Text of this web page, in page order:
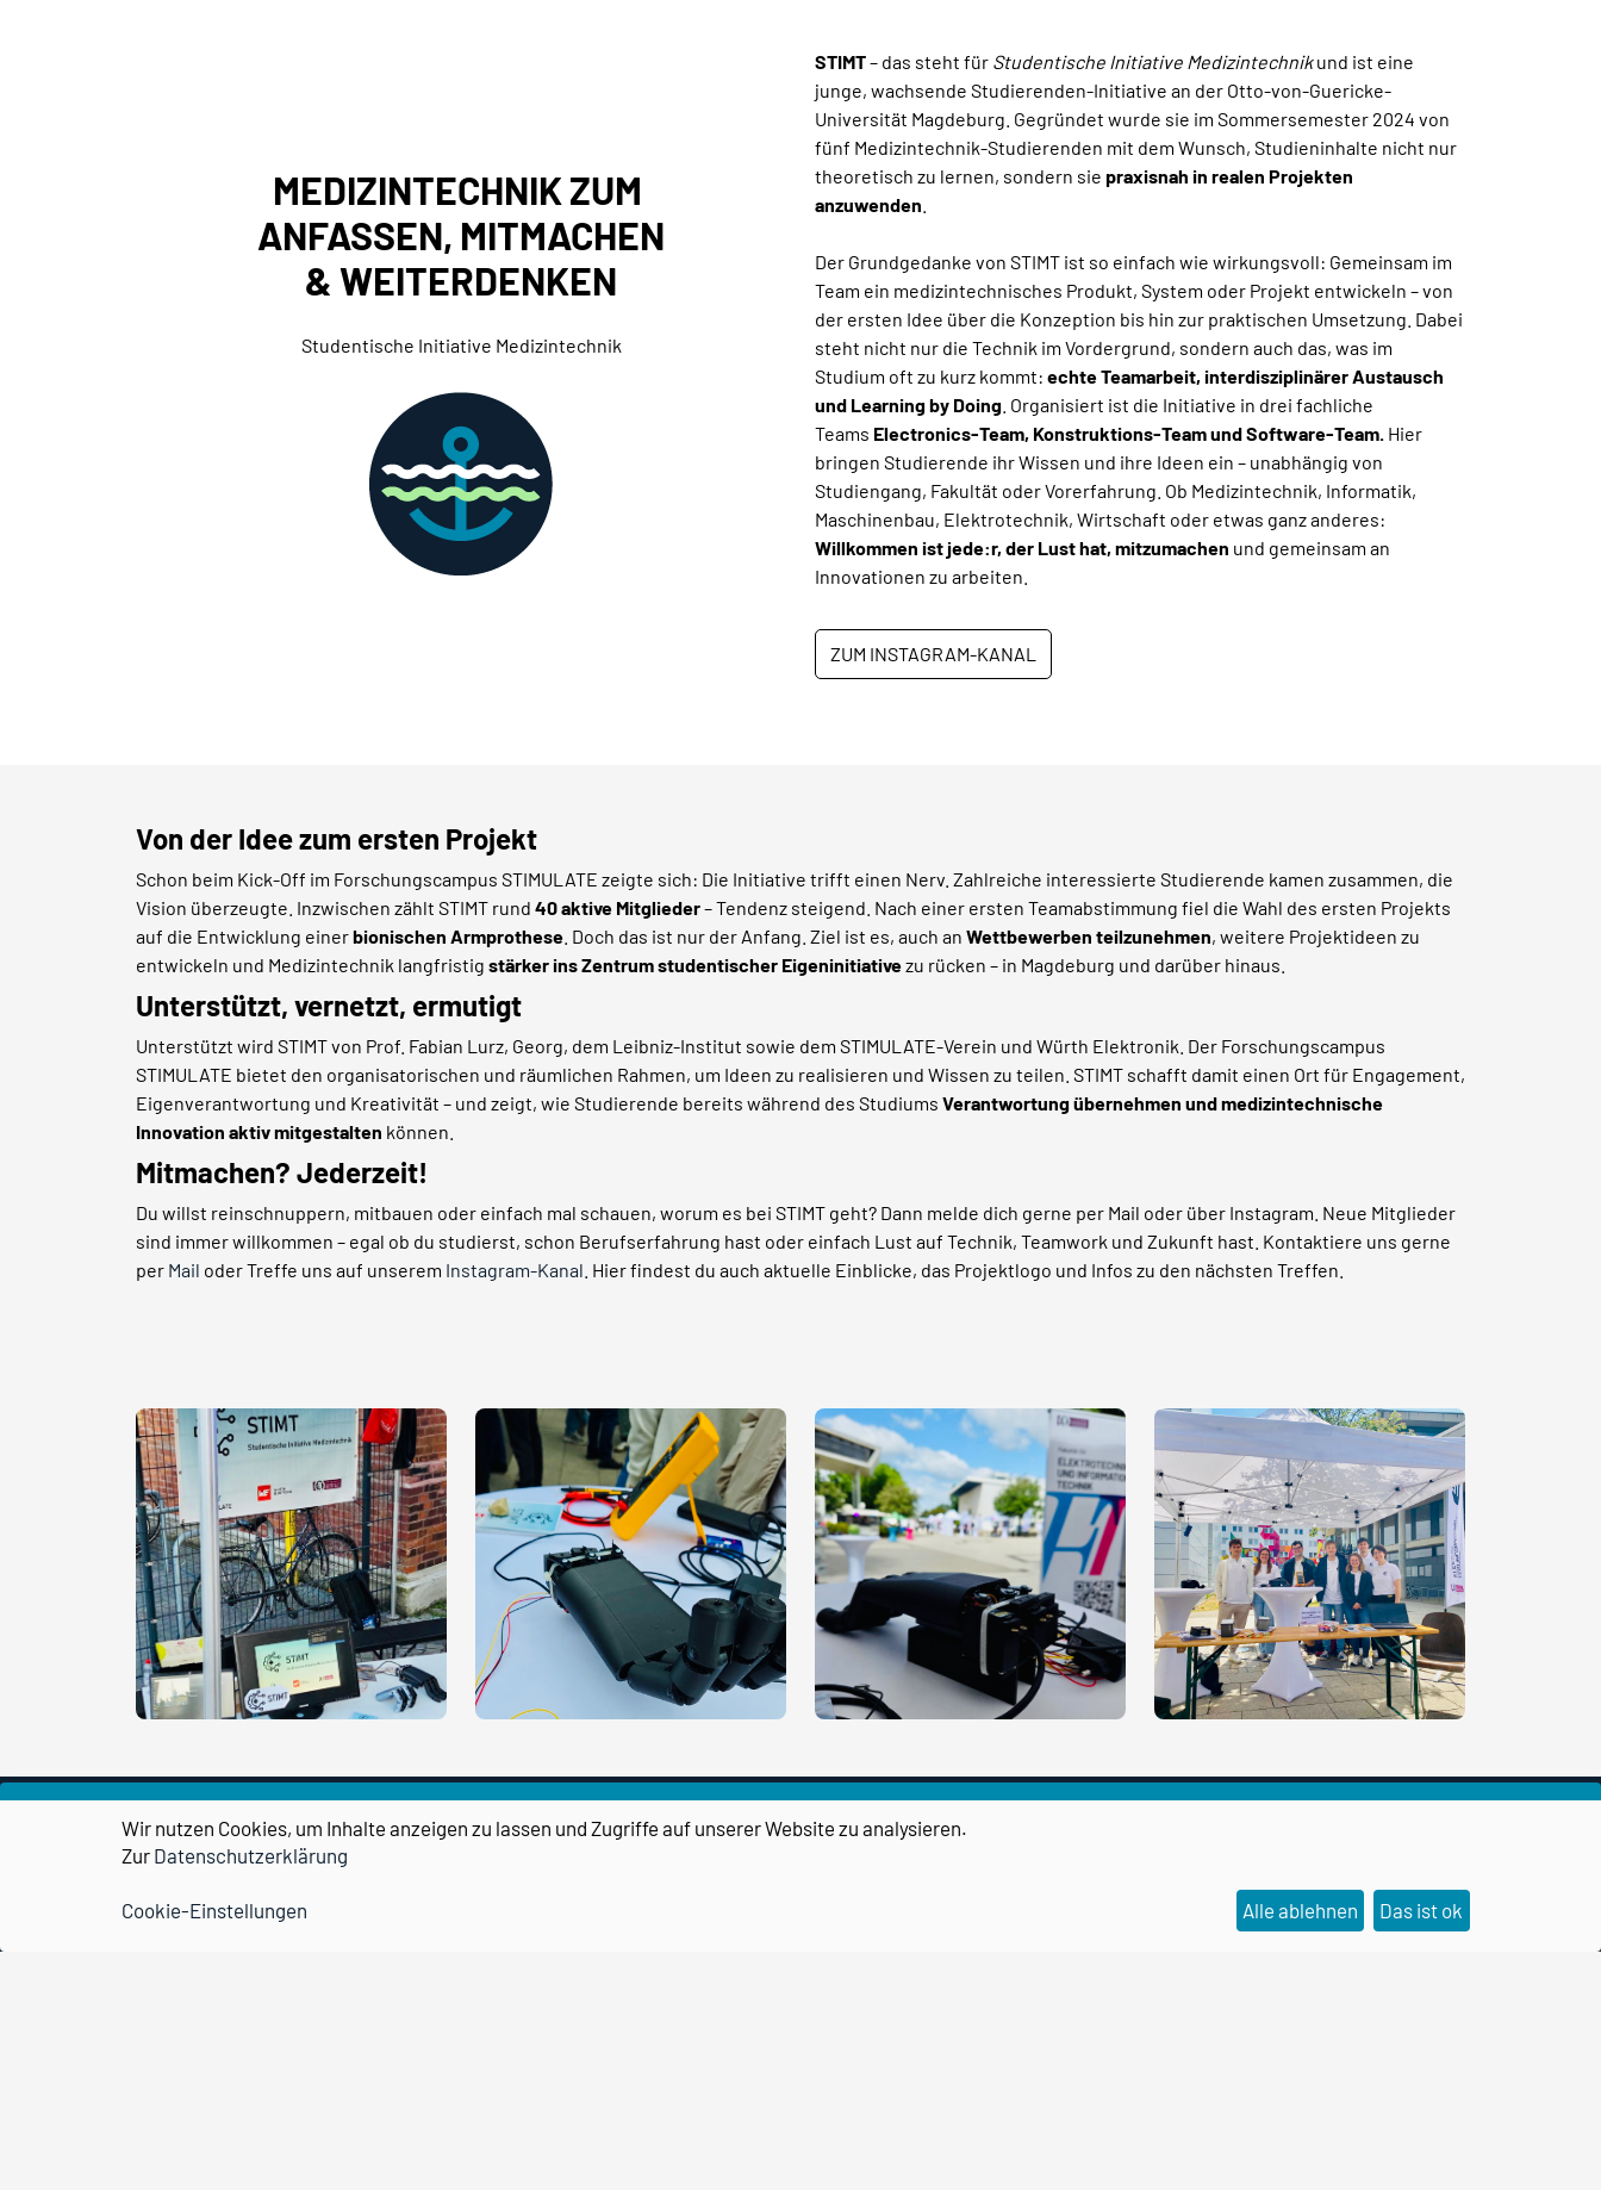
MEDIZINTECHNIK ZUM
ANFASSEN, MITMACHEN
& WEITERDENKEN
Studentische Initiative Medizintechnik
STIMT– das steht für Studentische Initiative Medizintechnikund ist eine
junge, wachsende Studierenden-Initiative an der Otto-von-Guericke-
Universität Magdeburg. Gegründet wurde sie im Sommersemester 2024 von
fünf Medizintechnik-Studierenden mit dem Wunsch, Studieninhalte nicht nur
theoretisch zu lernen, sondern sie praxisnah in realen Projekten
anzuwenden
Der Grundgedanke von STIMT ist so einfach wie wirkungsvoll: Gemeinsam im
Team ein medizintechnisches Produkt, System oder Projekt entwickeln – von
der ersten Idee über die Konzeption bis hin zur praktischen Umsetzung. Dabei
steht nicht nur die Technik im Vordergrund, sondern auch das, was im
Studium oft zu kurz kommt: echte Teamarbeit, interdisziplinärer Austausch
und Learning by Doing . Organisiert ist die Initiative in drei fachliche
Teams Electronics-Team, Konstruktions-Team undSoftware-Team. Hier
bringen Studierende ihr Wissen und ihre Ideen ein – unabhängig von
Studiengang, Fakultät oder Vorerfahrung. Ob Medizintechnik, Informatik,
Maschinenbau, Elektrotechnik, Wirtschaft oder etwas ganz anderes:
Willkommen ist jede:r, der Lust hat, mitzumachen und gemeinsam an
Innovationen zu arbeiten.
ZUM INSTAGRAM-KANAL
Von der Idee zum ersten Projekt
Schon beim Kick-Off im Forschungscampus STIMULATE zeigte sich: Die Initiative trifft einen Nerv. Zahlreiche interessierte Studierende kamen zusammen, die
Vision überzeugte. Inzwischen zählt STIMT rund 40 aktive Mitglieder– Tendenz steigend. Nach einer ersten Teamabstimmung fiel die Wahl des ersten Projekts
auf die Entwicklung einerbionischen Armprothese . Doch das ist nur der Anfang. Ziel ist es, auch an Wettbewerben teilzunehmen, weitere Projektideen zu
entwickeln und Medizintechnik langfristig stärker ins Zentrum studentischer Eigeninitiativezu rücken – in Magdeburg und darüber hinaus.
Unterstützt, vernetzt, ermutigt
Unterstützt wird STIMT von Prof. Fabian Lurz, Georg, dem Leibniz-Institut sowie dem STIMULATE-Verein und Würth Elektronik. Der Forschungscampus
STIMULATE bietet den organisatorischen und räumlichen Rahmen, um Ideen zu realisieren und Wissen zu teilen. STIMT schafft damit einen Ort für Engagement,
Eigenverantwortung und Kreativität – und zeigt, wie Studierende bereits während des Studiums Verantwortung übernehmen und medizintechnische
Innovation aktiv mitgestalten können.
Mitmachen? Jederzeit!
Du willst reinschnuppern, mitbauen oder einfach mal schauen, worum es bei STIMT geht? Dann melde dich gerne per Mail oder über Instagram. Neue Mitglieder
sind immer willkommen – egal ob du studierst, schon Berufserfahrung hast oder einfach Lust auf Technik, Teamwork und Zukunft hast. Kontaktiere uns gerne
per Mail oder Treffe uns auf unserem Instagram-Kanal . Hier findest du auch aktuelle Einblicke, das Projektlogo und Infos zu den nächsten Treffen.
Wissenschaftshafen
Social Media Kanäle
Wir nutzen Cookies, um Inhalte anzeigen zu lassen und Zugriffe auf unserer Website zu analysieren.
Zur Datenschutzerklärung
Cookie-Einstellungen Alle ablehnen Das ist ok